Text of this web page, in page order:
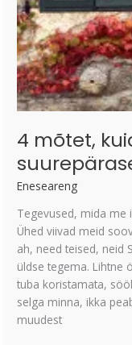
4 mõtet,
Eneseareng
Tegevused, mida me
Ühed viivad meid
ah, need teised, neid
üldse tegema. Lihtne
tuba koristamata,
selga minna, ikka
muudest